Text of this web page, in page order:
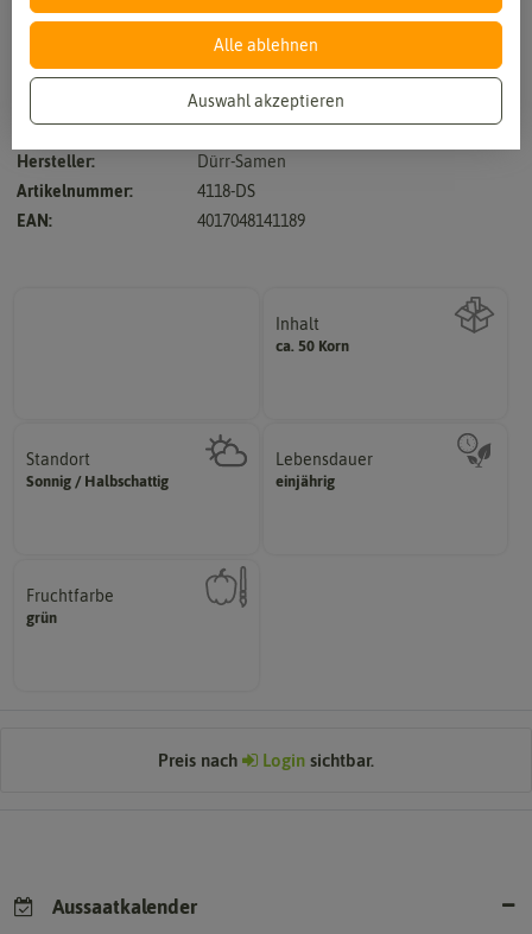
Vergrößern durch berühren
bestens für Salate und Sauerkraut geeignet
Hersteller:
Dürr-Samen
Artikelnummer:
4118-DS
EAN:
4017048141189
Inhalt
ca. 50 KornWie viel ist enthalten
Standort
Sonnig / Halbschattig
Pflanze? (schattig, halbschattig,
sonnig, vollsonnig)
Lebensdauer
einjährig
einjährig, zweijährig oder
mehrjährig.
Fruchtfarbe
grün
sie nach dem Reifungsprozess
hat.
Preis nach Login sichtbar.
Aussaatkalender
Alle ablehnen
Auswahl akzeptieren